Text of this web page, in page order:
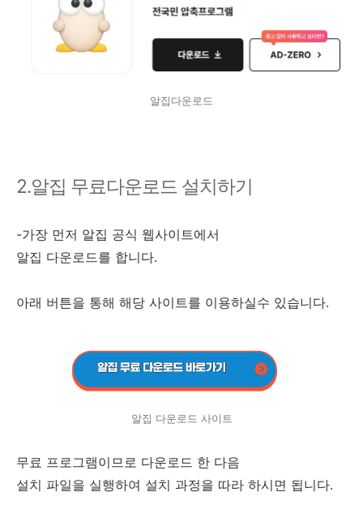
알집다운로드
2.알집 무료다운로드 설치하기
-가장 먼저 알집 공식 웹사이트에서
알집 다운로드를 합니다.
아래 버튼을 통해 해당 사이트를 이용하실수 있습니다.
알집 다운로드 사이트
무료 프로그램이므로 다운로드 한 다음
설치 파일을 실행하여 설치 과정을 따라 하시면 됩니다.